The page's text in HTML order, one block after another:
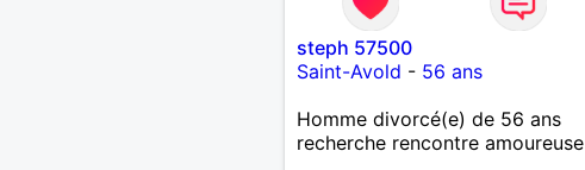
steph 57500
Saint-Avold - 56 ans
Homme divorcé(e) de 56 ans
recherche rencontre amoureuse